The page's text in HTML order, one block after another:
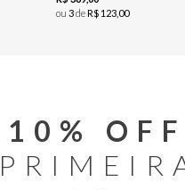
ou3deR$ 123 00